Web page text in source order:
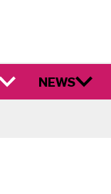
NEWS